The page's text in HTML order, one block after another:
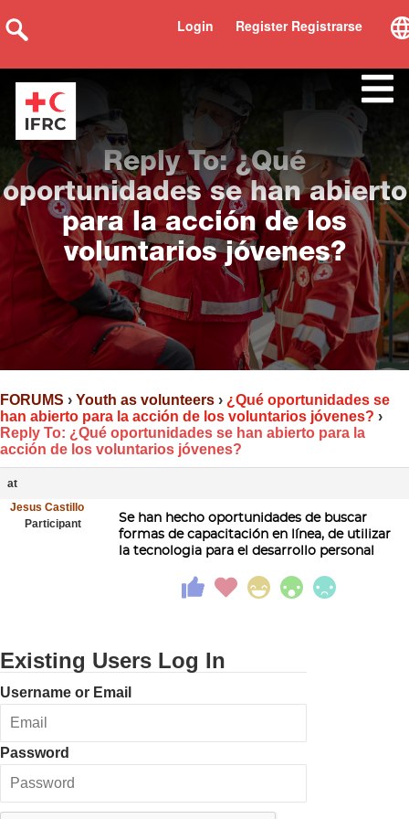
Register Registrarse
Login
Reply To: ¿Qué
oportunidades se han abierto
para la acción de los
voluntarios jóvenes?
FORUMS › Youth as volunteers › ¿Qué oportunidades se
han abierto para la acción de los voluntarios jóvenes? ›
Reply To: ¿Qué oportunidades se han abierto para la
acción de los voluntarios jóvenes?
at
Jesus Castillo
Participant
Se han hecho oportunidades de buscar
formas de capacitación en línea, de utilizar
la tecnologia para el desarrollo personal
Existing Users Log In
Username or Email
Password